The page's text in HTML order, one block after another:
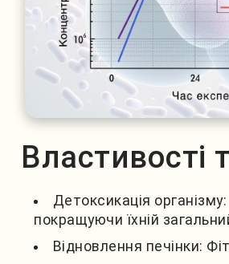
Властивості
Детоксикація
покращуючи їхній
Відновлення печінки: